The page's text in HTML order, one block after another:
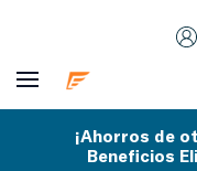
¡Ahorros de
Beneficios